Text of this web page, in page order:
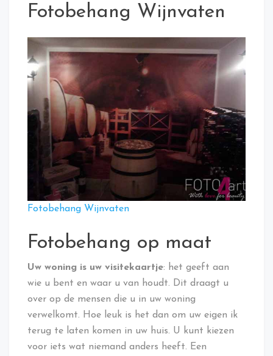
Fotobehang Wijnvaten
Fotobehang Wijnvaten
Fotobehang op maat
Uw woning is uw visitekaartje: het geeft aan
wie u bent en waar u van houdt. Dit draagt u
over op de mensen die u in uw woning
verwelkomt. Hoe leuk is het dan om uw eigen ik
terug te laten komen in uw huis. U kunt kiezen
voor iets wat niemand anders heeft. Een